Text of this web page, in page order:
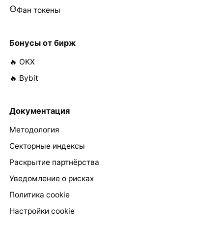
Фан токены
Бонусы от бирж
🔥 OKX
🔥 Bybit
Документация
Методология
Секторные индексы
Раскрытие партнёрства
Уведомление о рисках
Политика cookie
Настройки cookie